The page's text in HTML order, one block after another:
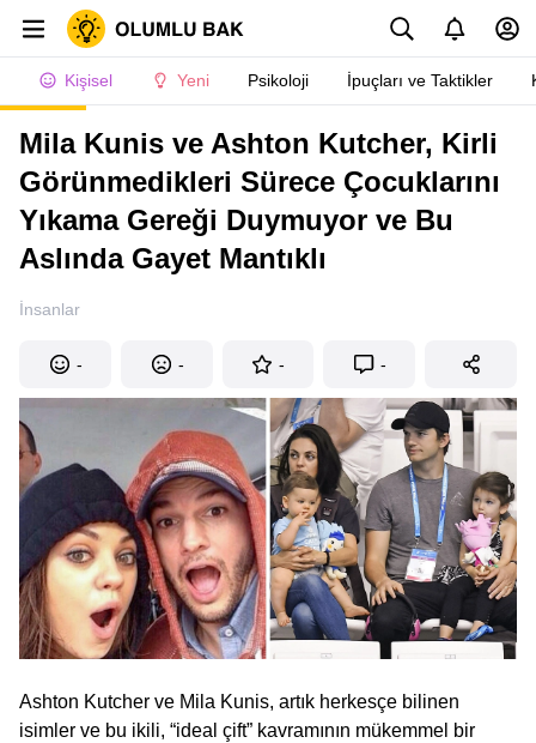
Kişisel Yeni Psikoloji İpuçları ve Taktikler
Mila Kunis ve Ashton Kutcher, Kirli
Görünmedikleri Sürece Çocuklarını
Yıkama Gereği Duymuyor ve Bu
Aslında Gayet Mantıklı
İnsanlar
- - - -
Ashton Kutcher ve Mila Kunis, artık herkesçe bilinen
isimler ve bu ikili, “ideal çift” kavramının mükemmel bir